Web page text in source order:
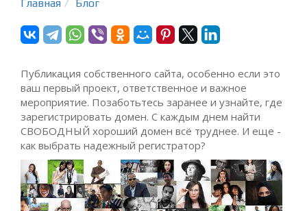
Главная Блог
Публикация собственного сайта, особенно если это
ваш первый проект, ответственное и важное
мероприятие. Позаботьтесь заранее и узнайте, где
зарегистрировать домен. С каждым днем найти
СВОБОДНЫЙ хороший домен всё труднее. И еще -
как выбрать надежный регистратор?